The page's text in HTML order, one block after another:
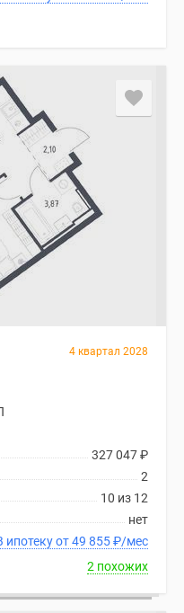
4 квартал 2028
327 047₽
2
10 из 12
нет
В ипотеку от 49 855₽/мес
2 похожих